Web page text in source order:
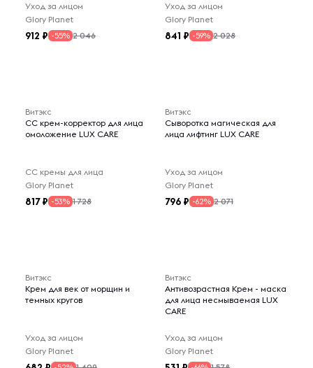
Уход за лицом
Glory Planet
912 -55% 2 046
Уход за лицом
Glory Planet
841 -59% 2 028
Витэкс
СС крем-корректор для лица
омоложение LUX CARE
СС кремы для лица
Glory Planet
817 -53% 1 728
Витэкс
Сыворотка магическая для
лица лифтинг LUX CARE
Уход за лицом
Glory Planet
796 -62% 2 071
Витэкс
Крем для век от морщин и
темных кругов
Уход за лицом
Glory Planet
Витэкс
Антивозрастная Крем - маска
для лица несмываемая LUX
CARE
Уход за лицом
Glory Planet